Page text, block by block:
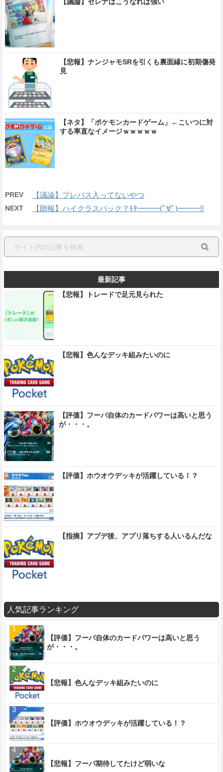
【議論】セレナはこうなれば強い
【悲報】ナンジャモSRを引くも裏面縁に初期傷発
見
【ネタ】「ポケモンカードゲーム」←こいつに対
する率直なイメージｗｗｗｗｗ
PREV 【議論】プレパス入ってないやつ
NEXT 【朗報】ハイクラスパック？ｷﾀ━━━(ﾟ∀ﾟ)━━━!!
最新記事
【悲報】トレードで足元見られた
【悲報】色んなデッキ組みたいのに
【評価】フーパ自体のカードパワーは高いと思う
が・・・。
【評価】ホウオウデッキが活躍している！？
【指摘】アプデ後、アプリ落ちする人いるんだな
人気記事ランキング
【評価】フーパ自体のカードパワーは高いと思う
が・・・。
【悲報】色んなデッキ組みたいのに
【評価】ホウオウデッキが活躍している！？
【悲報】フーパ期待してたけど弱いな